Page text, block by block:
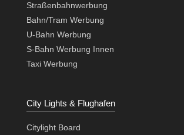
Straßenbahnwerbung
Bahn/Tram Werbung
U-Bahn Werbung
S-Bahn Werbung Innen
Taxi Werbung
City Lights & Flughafen
Citylight Board